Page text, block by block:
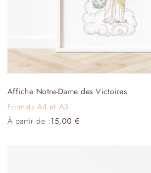
Affiche Notre-Dame des Victoires
Formats A4 et A3
À partir de :15,00€